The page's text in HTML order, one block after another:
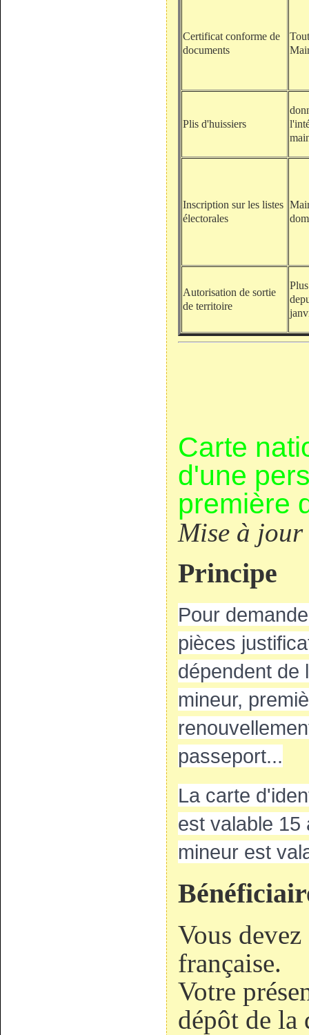
Certificat conforme de
documents
Plis d'huissiers
Inscription sur les listes
électorales
Autorisation de sortie
de territoire
Carte
d'une
première
Mise à
Principe
Pour
pièces
dépendent de
mineur,
passeport...
La carte
est valable 15
mineur est
Vous
française.
Votre
dépôt de la